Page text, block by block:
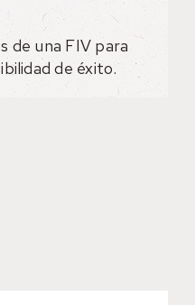
de una FIV para
de éxito.